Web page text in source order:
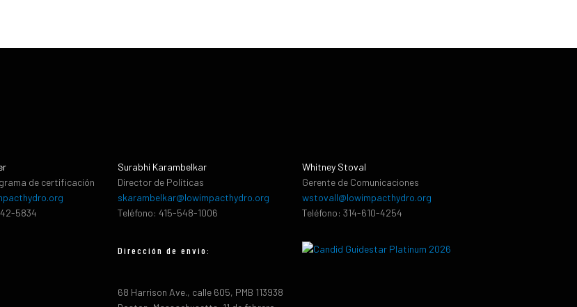
de certificación
5834
Surabhi Karambelkar
Director de Políticas
skarambelkar@lowimpacthydro.org
Teléfono: 415-548-1006
Dirección de envio:
68 Harrison Ave., calle 605, PMB 113938
Whitney Stoval
Gerente de Comunicaciones
wstovall@lowimpacthydro.org
Teléfono: 314-610-4254